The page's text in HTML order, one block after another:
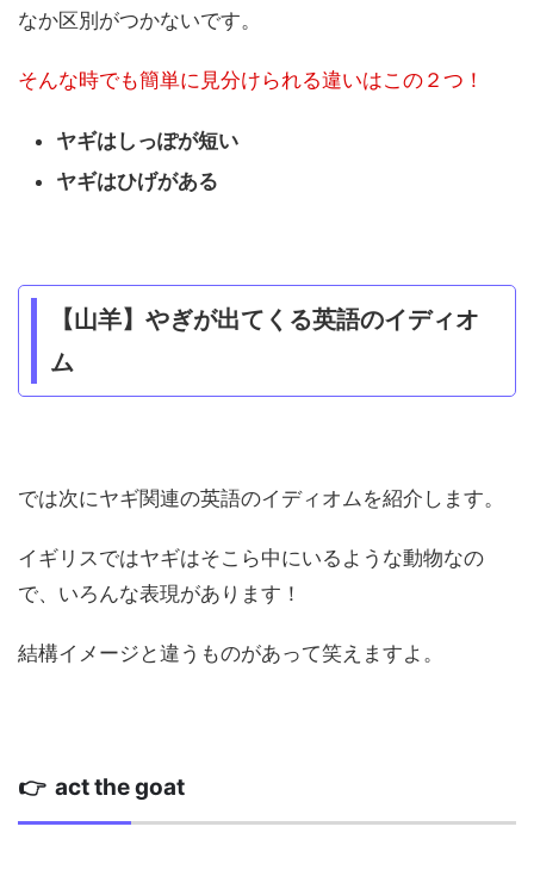
なか区別がつかないです。
そんな時でも簡単に見分けられる違いはこの２つ！
ヤギはしっぽが短い
ヤギはひげがある
【山羊】やぎが出てくる英語のイディオ
ム
では次にヤギ関連の英語のイディオムを紹介します。
イギリスではヤギはそこら中にいるような動物なの
で、いろんな表現があります！
結構イメージと違うものがあって笑えますよ。
👉 act the goat